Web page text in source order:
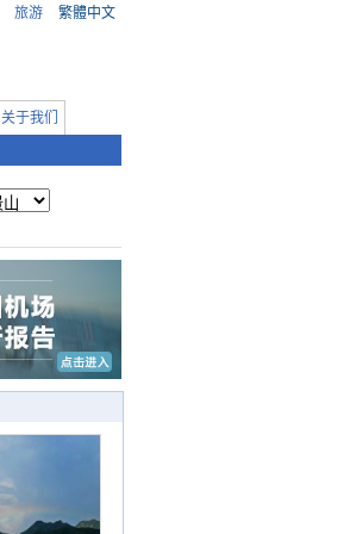
旅游 繁體中文
关于我们